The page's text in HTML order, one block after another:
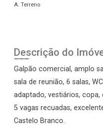
A. Terreno
Descrição do
Galpão comercial, amplo
sala de reunião, 6 salas,
adaptado, vestiários,
5 vagas recuadas,
Castelo Branco.